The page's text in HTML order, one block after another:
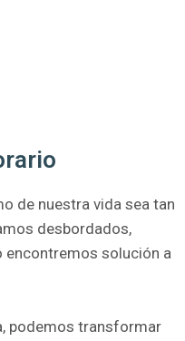
de nuestra vida sea tan
desbordados,
encontremos solución a
podemos transformar